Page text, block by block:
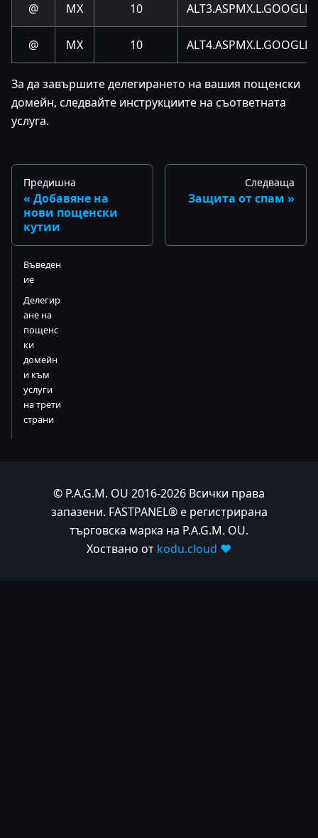
@ MX 10
@ MX 10
За да завършите делегирането на вашия пощенски
домейн, следвайте инструкциите на съответната
услуга.
Предишна
Добавяне на
нови пощенски
кутии
Следваща
Защита от спам
Въведен
ие
Делегир
ане на
пощенс
ки
домейн
и към
услуги
на трети
страни
© P.A.G.M. OU 2016-2026 Всички права
запазени. FASTPANEL® е регистрирана
търговска марка на P.A.G.M. OU.
Хоствано от kodu.cloud ❤️